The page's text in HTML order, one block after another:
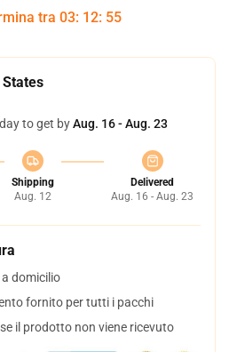
tra 03: 12: 54
to get byAug. 16 - Aug. 23
Shipping
Aug. 12
Delivered
Aug. 16 - Aug. 23
domicilio
fornito per tutti i pacchi
il prodotto non viene ricevuto